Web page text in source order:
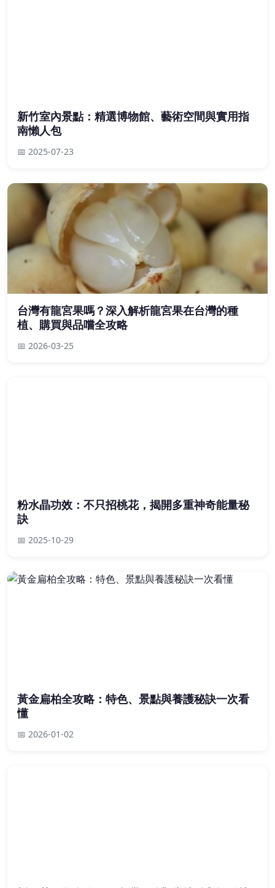
新竹室內景點：精選博物館、藝術空間與實用指
南懶人包
📅 2025-07-23
台灣有龍宮果嗎？深入解析龍宮果在台灣的種
植、購買與品嚐全攻略
📅 2026-03-25
粉水晶功效：不只招桃花，揭開多重神奇能量秘
訣
📅 2025-10-29
黃金扁柏全攻略：特色、景點與養護秘訣一次看
懂
📅 2026-01-02